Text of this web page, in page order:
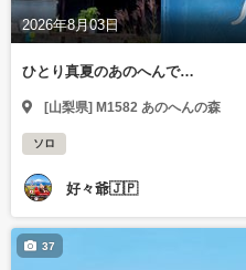
2026年8月03日
ひとり真夏のあのへんで…
[山梨県] M1582 あのへんの森
ソロ
好々爺🇯🇵
37